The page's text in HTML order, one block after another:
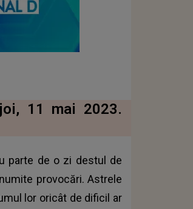
11 mai 2023.
parte de o zi destul de
provocări. Astrele
lor oricât de dificil ar